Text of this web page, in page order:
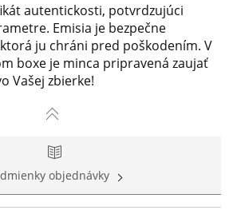
autentickosti, potvrdzujúci
Emisia je bezpečne
ktorá ju chráni pred poškodením. V
boxe je minca pripravená zaujať
Vašej zbierke!
objednávky